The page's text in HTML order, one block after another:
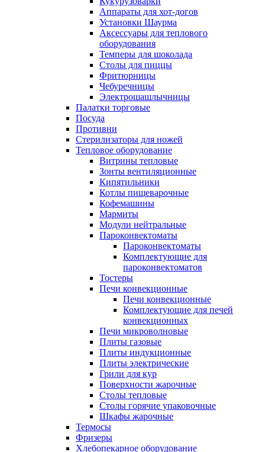
Аппараты для хот-догов
Установки Шаурма
Аксессуары для теплового
оборудования
Темперы для шоколада
Столы для пиццы
Фритюрницы
Чебуречницы
Электрошашлычницы
Палатки торговые
Посуда
Противни
Стерилизаторы для ножей
Тепловое оборудование
Витрины тепловые
Зонты вентиляционные
Кипятильники
Котлы пищеварочные
Кофемашины
Мармиты
Модули нейтральные
Пароконвектоматы
Пароконвектоматы
Комплектующие для
пароконвектоматов
Тостеры
Печи конвекционные
Печи конвекционные
Комплектующие для печей
конвекционных
Печи микроволновые
Плиты газовые
Плиты индукционные
Плиты электрические
Грили для кур
Поверхности жарочные
Столы тепловые
Столы горячие упаковочные
Шкафы жарочные
Термосы
Фризеры
Хлебопекарное оборудование